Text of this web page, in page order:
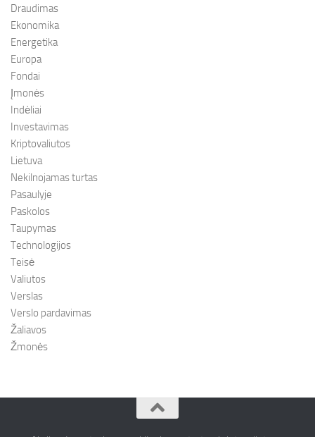
Draudimas
Ekonomika
Energetika
Europa
Fondai
Įmonės
Indėliai
Investavimas
Kriptovaliutos
Lietuva
Nekilnojamas turtas
Pasaulyje
Paskolos
Taupymas
Technologijos
Teisė
Valiutos
Verslas
Verslo pardavimas
Žaliavos
Žmonės